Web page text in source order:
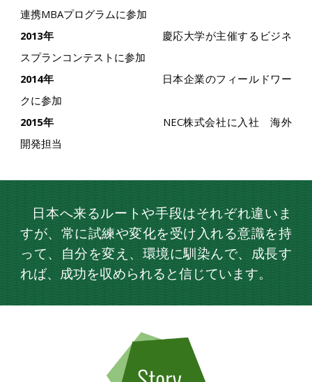
連携MBAプログラムに参加
2013年 慶応大学が主催するビジネ
スプランコンテストに参加
2014年
日本企業のフィールドワー
クに参加
2015年 NEC株式会社に入社 海外
開発担当
日本へ来るルートや手段はそれぞれ違いま
すが、常に試練や変化を受け入れる意識を持
って、自分を変え、環境に馴染んで、成長す
れば、成功を収められると信じています。